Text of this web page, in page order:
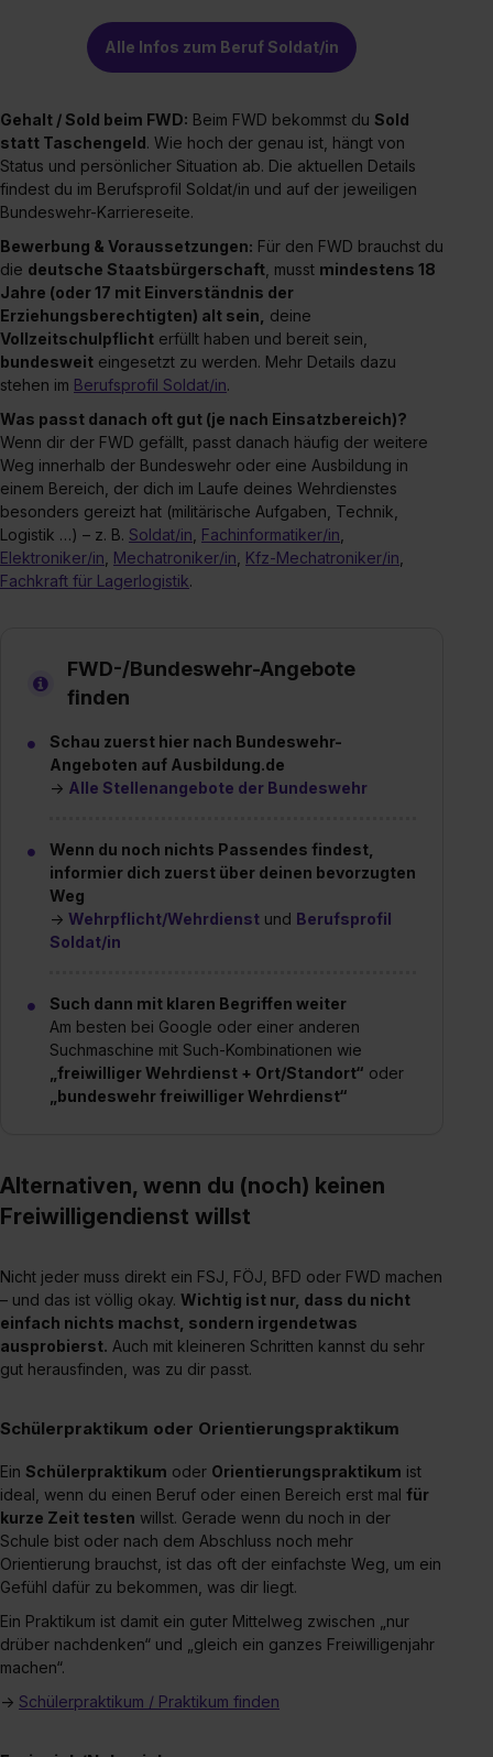
Alle Infos zum Beruf Soldat/in
Gehalt / Sold beim FWD: Beim FWD bekommst du Sold
statt Taschengeld. Wie hoch der genau ist, hängt von
Status und persönlicher Situation ab. Die aktuellen Details
findest du im Berufsprofil Soldat/in und auf der jeweiligen
Bundeswehr-Karriereseite.
Bewerbung & Voraussetzungen: Für den FWD brauchst du
die deutsche Staatsbürgerschaft , musst mindestens 18
Jahre (oder 17 mit Einverständnis der
Erziehungsberechtigten) alt sein,
deine
Vollzeitschulpflicht erfüllt haben und bereit sein,
bundesweit eingesetzt zu werden. Mehr Details dazu
stehen im Berufsprofil Soldat/in.
Was passt danach oft gut (je nach Einsatzbereich)?
Wenn dir der FWD gefällt, passt danach häufig der weitere
Weg innerhalb der Bundeswehr oder eine Ausbildung in
einem Bereich, der dich im Laufe deines Wehrdienstes
besonders gereizt hat (militärische Aufgaben, Technik,
Logistik …) – z. B. Soldat/in Fachinformatiker/in
Elektroniker/in Mechatroniker/in Kfz-Mechatroniker/in
Fachkraft für Lagerlogistik.
FWD-/Bundeswehr-Angebote
finden
Schau zuerst hier nach Bundeswehr-
Angeboten auf Ausbildung.de
→ Alle Stellenangebote der Bundeswehr
Wenn du noch nichts Passendes findest,
informier dich zuerst über deinen bevorzugten
Weg
→ Wehrpflicht/Wehrdienst und Berufsprofil
Soldat/in
Such dann mit klaren Begriffen weiter
Am besten bei Google oder einer anderen
Suchmaschine mit Such-Kombinationen wie
„freiwilliger Wehrdienst + Ort/Standort“ oder
„bundeswehr freiwilliger Wehrdienst“
Alternativen, wenn du (noch) keinen
Freiwilligendienst willst
Nicht jeder muss direkt ein FSJ, FÖJ, BFD oder FWD machen
– und das ist völlig okay. Wichtig ist nur, dass du nicht
einfach nichts machst, sondern irgendetwas
ausprobierst. Auch mit kleineren Schritten kannst du sehr
gut herausfinden, was zu dir passt.
Schülerpraktikum oder Orientierungspraktikum
Ein Schülerpraktikum oder Orientierungspraktikum ist
ideal, wenn du einen Beruf oder einen Bereich erst mal für
kurze Zeit testen willst. Gerade wenn du noch in der
Schule bist oder nach dem Abschluss noch mehr
Orientierung brauchst, ist das oft der einfachste Weg, um ein
Gefühl dafür zu bekommen, was dir liegt.
Ein Praktikum ist damit ein guter Mittelweg zwischen „nur
drüber nachdenken“ und „gleich ein ganzes Freiwilligenjahr
machen“.
→ Schülerpraktikum / Praktikum finden